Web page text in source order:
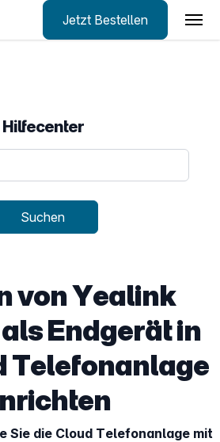
Jetzt Bestellen
Hilfecenter
Suchen
von Yealink
Endgerät in
Telefonanlage
Sie die Cloud Telefonanlage mit